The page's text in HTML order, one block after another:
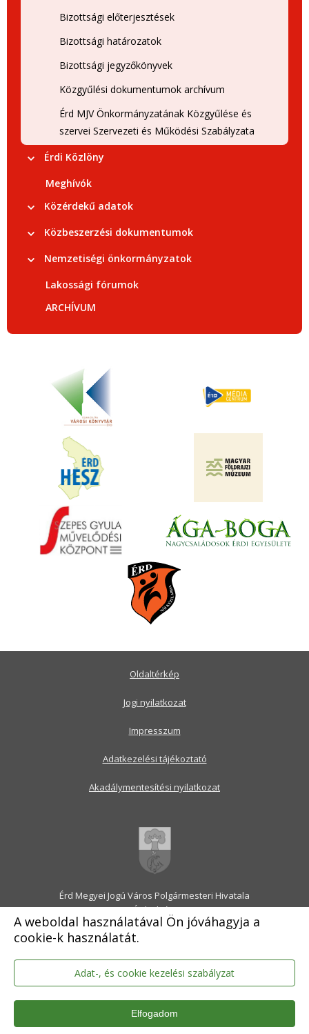
A weboldal használatával Ön jóváhagyja a
cookie-k használatát.
Adat-, és cookie kezelési szabályzat
Elfogadom
Bizottsági előterjesztések
Bizottsági határozatok
Bizottsági jegyzőkönyvek
Közgyűlési dokumentumok archívum
Érd MJV Önkormányzatának Közgyűlése és
szervei Szervezeti és Működési Szabályzata
Érdi Közlöny
Meghívók
Közérdekű adatok
Közbeszerzési dokumentumok
Nemzetiségi önkormányzatok
Lakossági fórumok
ARCHÍVUM
Érd Megyei Jogú Város Polgármesteri Hivatala
2030 Érd, Alsó utca 1.
Levélcím: 2031 Érd, Pf.: 31
E-mail:onkormanyzat@erd.hu
Telefonközpont:06-23-522-300
Ügyfélszolgálat:06-23-522-301
Hivatali Kapu: ERDPH
KRID szám: 707189964
Oldaltérkép
Jogi nyilatkozat
Impresszum
Adatkezelési tájékoztató
Akadálymentesítési nyilatkozat